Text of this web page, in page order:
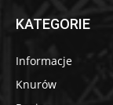
KATEGORIE
Informacje
Knurów